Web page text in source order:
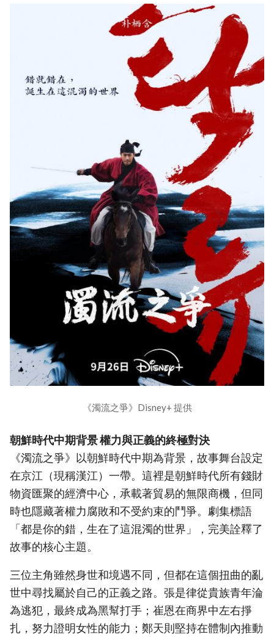
《濁流之爭》Disney+ 提供
朝鮮時代中期背景 權力與正義的終極對決
《濁流之爭》以朝鮮時代中期為背景，故事舞台設定
在京江（現稱漢江）一帶。這裡是朝鮮時代所有錢財
物資匯聚的經濟中心，承載著貿易的無限商機，但同
時也隱藏著權力腐敗和不受約束的鬥爭。劇集標語
「都是你的錯，生在了這混濁的世界」，完美詮釋了
故事的核心主題。
三位主角雖然身世和境遇不同，但都在這個扭曲的亂
世中尋找屬於自己的正義之路。張是律從貴族青年淪
為逃犯，最終成為黑幫打手；崔恩在商界中左右掙
扎，努力證明女性的能力；鄭天則堅持在體制內推動